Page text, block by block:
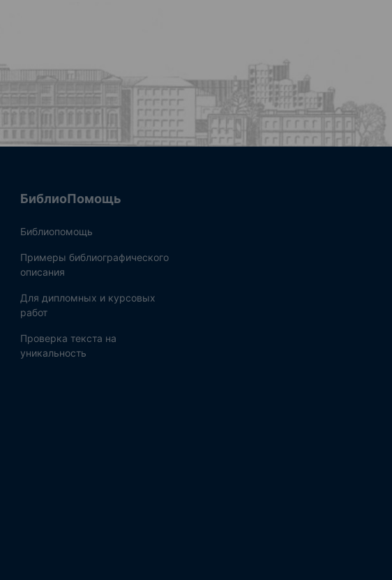
БиблиоПомощь
Библиопомощь
Примеры библиографического
описания
Для дипломных и курсовых
работ
Проверка текста на
уникальность